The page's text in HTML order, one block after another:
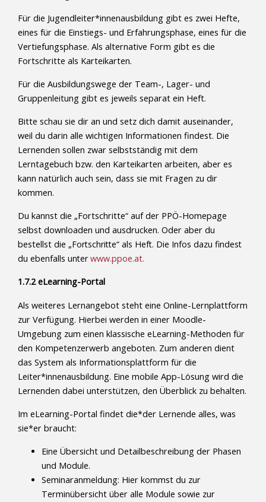
Für die Jugendleiter*innenausbildung gibt es zwei Hefte,
eines für die Einstiegs- und Erfahrungsphase, eines für die
Vertiefungsphase. Als alternative Form gibt es die
Fortschritte als Karteikarten.
Für die Ausbildungswege der Team-, Lager- und
Gruppenleitung gibt es jeweils separat ein Heft.
Bitte schau sie dir an und setz dich damit auseinander,
weil du darin alle wichtigen Informationen findest. Die
Lernenden sollen zwar selbstständig mit dem
Lerntagebuch bzw. den Karteikarten arbeiten, aber es
kann natürlich auch sein, dass sie mit Fragen zu dir
kommen.
Du kannst die „Fortschritte“ auf der PPÖ-Homepage
selbst downloaden und ausdrucken. Oder aber du
bestellst die „Fortschritte“ als Heft. Die Infos dazu findest
du ebenfalls unterwww.ppoe.at.
1.7.2 eLearning-Portal
Als weiteres Lernangebot steht eine Online-Lernplattform
zur Verfügung. Hierbei werden in einer Moodle-
Umgebung zum einen klassische eLearning-Methoden für
den Kompetenzerwerb angeboten. Zum anderen dient
das System als Informationsplattform für die
Leiter*innenausbildung. Eine mobile App-Lösung wird die
Lernenden dabei unterstützen, den Überblick zu behalten.
Im eLearning-Portal findet die*der Lernende alles, was
sie*er braucht:
Eine Übersicht und Detailbeschreibung der Phasen
und Module.
Seminaranmeldung: Hier kommst du zur
Terminübersicht über alle Module sowie zur